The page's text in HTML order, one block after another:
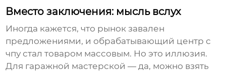
Вместо заключения: мысль вслух
Иногда кажется, что рынок завален
предложениями, и обрабатывающий центр с
чпу стал товаром массовым. Но это иллюзия.
Для гаражной мастерской — да, можно взять